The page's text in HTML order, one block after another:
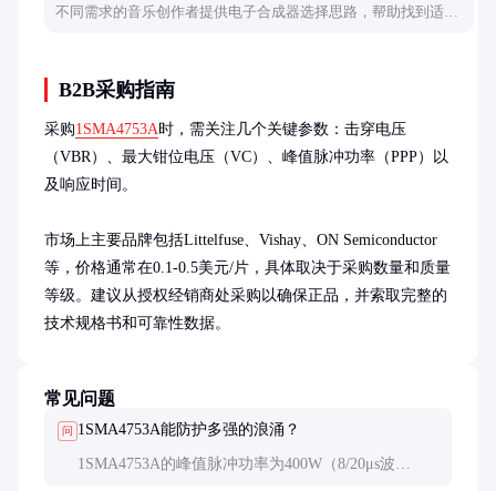
不同需求的音乐创作者提供电子合成器选择思路，帮助找到适合
B2B采购指南
采购1SMA4753A时，需关注几个关键参数：击穿电压
（VBR）、最大钳位电压（VC）、峰值脉冲功率（PPP）以
及响应时间。
市场上主要品牌包括Littelfuse、Vishay、ON Semiconductor
等，价格通常在0.1-0.5美元/片，具体取决于采购数量和质量
等级。建议从授权经销商处采购以确保正品，并索取完整的
技术规格书和可靠性数据。
常见问题
问 1SMA4753A能防护多强的浪涌？
1SMA4753A的峰值脉冲功率为400W（8/20μs波